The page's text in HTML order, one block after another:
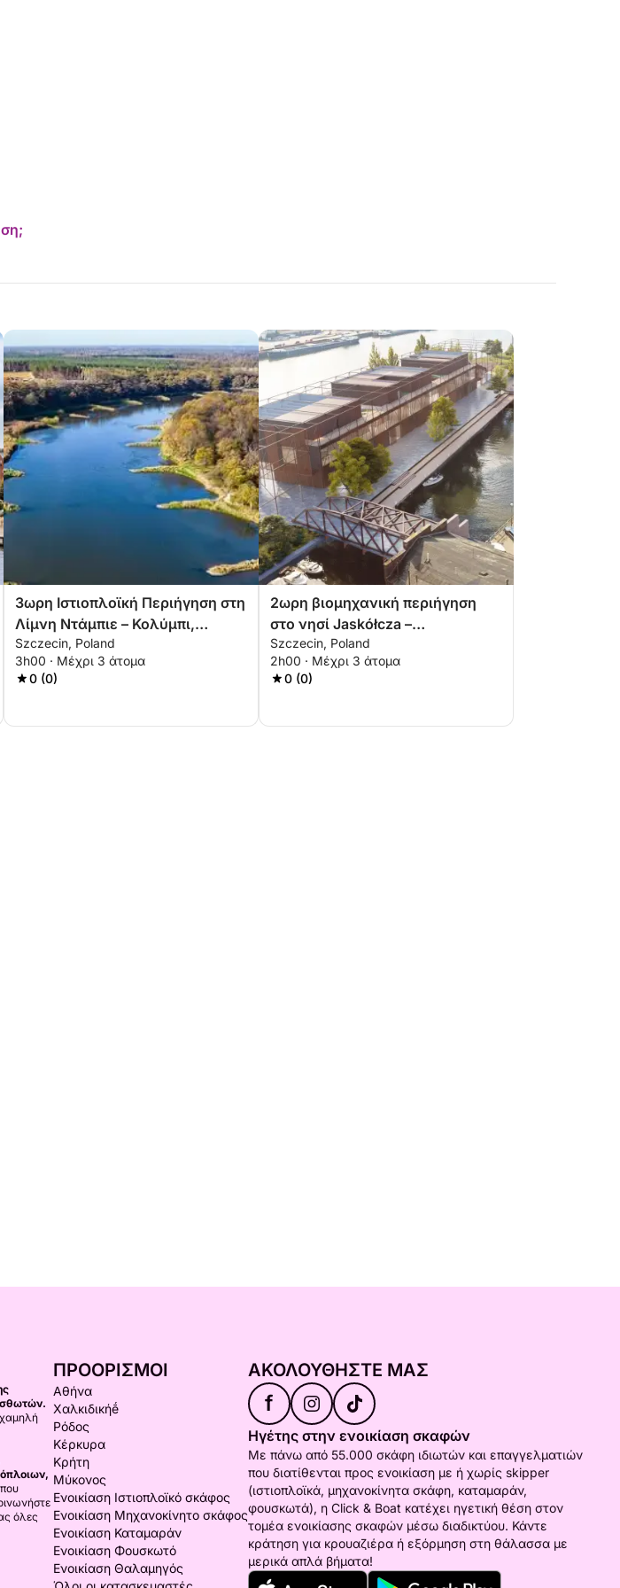
ξανά και ξανά.
3ωρη Ιστιοπλοϊκή Περιήγηση στη
Λίμνη Ντάμπιε – Κολύμπι,
Ιστιοπλοΐα & Χαλάρωση
Szczecin, Poland
3h00 · Μέχρι 3 άτομα
0 (0)
2ωρη βιομηχανική περιήγηση
στο νησί Jaskółcza –
Ανακαλύψτε την ξεχασμένη
πλευρά του Szczecin
Szczecin, Poland
2h00 · Μέχρι 3 άτομα
0 (0)
χαμηλή
όλες
ΠΡΟΟΡΙΣΜΟΊ
Αθήνα
Χαλκιδικήḗ
Ρόδος
Κέρκυρα
Κρήτη
Μύκονος
Ενοικίαση Ιστιοπλοϊκό σκάφος
Ενοικίαση Μηχανοκίνητο σκάφος
Ενοικίαση Καταμαράν
Ενοικίαση Φουσκωτό
Ενοικίαση Θαλαμηγός
ΑΚΟΛΟΥΘΉΣΤΕ ΜΑΣ
f
Ηγέτης στην ενοικίαση σκαφών
Με πάνω από 55.000 σκάφη ιδιωτών και επαγγελματιών
που διατίθενται προς ενοικίαση με ή χωρίς skipper
(ιστιοπλοϊκά, μηχανοκίνητα σκάφη, καταμαράν,
φουσκωτά), η Click & Boat κατέχει ηγετική θέση στον
τομέα ενοικίασης σκαφών μέσω διαδικτύου. Κάντε
κράτηση για κρουαζιέρα ή εξόρμηση στη θάλασσα με
μερικά απλά βήματα!